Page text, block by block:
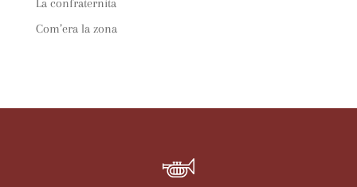
La confraternita
Com’era la zona